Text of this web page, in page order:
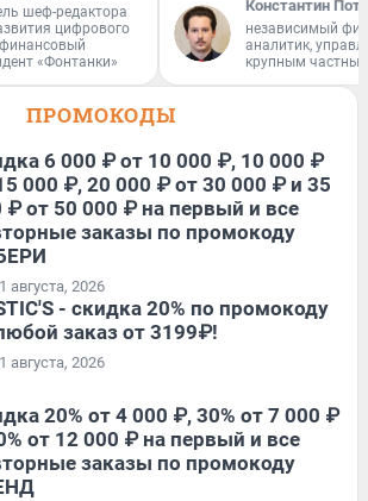
шеф-редактора
цифрового
финансовый
«Фонтанки»
Константин
независимый
аналитик,
крупным
ПРОМОКОДЫ
6 000 ₽ от 10 000 ₽, 10 000 ₽
000 ₽, 20 000 ₽ от 30 000 ₽ и 35
₽ от 50 000 ₽ на первый и все
заказы по промокоду
августа, 2026
- скидка 20% по промокоду
заказ от 3199₽!
августа, 2026
20% от 4 000 ₽, 30% от 7 000 ₽
от 12 000 ₽ на первый и все
заказы по промокоду